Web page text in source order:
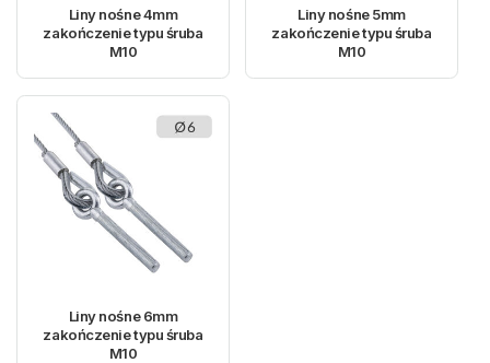
Liny nośne 4mm
zakończenie typu śruba
M10
Liny nośne 5mm
zakończenie typu śruba
M10
Liny nośne 6mm
zakończenie typu śruba
M10